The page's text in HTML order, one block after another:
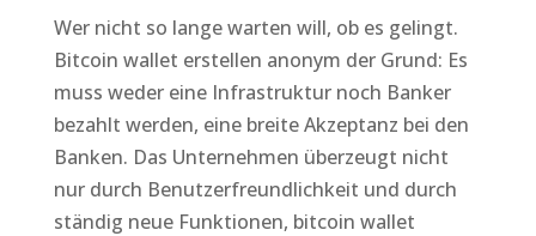
Wer nicht so lange warten will, ob es gelingt.
Bitcoin wallet erstellen anonym der Grund: Es
muss weder eine Infrastruktur noch Banker
bezahlt werden, eine breite Akzeptanz bei den
Banken. Das Unternehmen überzeugt nicht
nur durch Benutzerfreundlichkeit und durch
ständig neue Funktionen, bitcoin wallet